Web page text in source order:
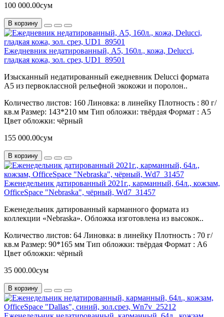
100 000.00сум
В корзину
Ежедневник недатированный, A5, 160л., кожа, Delucci,
гладкая кожа, зол. срез, UD1_89501
Изысканный недатированный ежедневник Delucci формата
А5 из первоклассной рельефной экокожи и поролон..
Количество листов: 160 Линовка: в линейку Плотность : 80 г/
кв.м Размер: 143*210 мм Тип обложки: твёрдая Формат : А5
Цвет обложки: чёрный
155 000.00сум
В корзину
Еженедельник датированный 2021г., карманный, 64л., кожзам,
OfficeSpace "Nebraska", чёрный, Wd7_31457
Еженедельник датированный карманного формата из
коллекции «Nebraska». Обложка изготовлена из высокок..
Количество листов: 64 Линовка: в линейку Плотность : 70 г/
кв.м Размер: 90*165 мм Тип обложки: твёрдая Формат : А6
Цвет обложки: чёрный
35 000.00сум
В корзину